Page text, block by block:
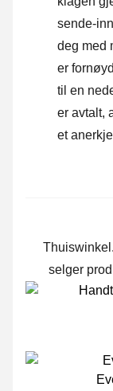
sende-
deg med
er
til en
er avtalt,
et
selger